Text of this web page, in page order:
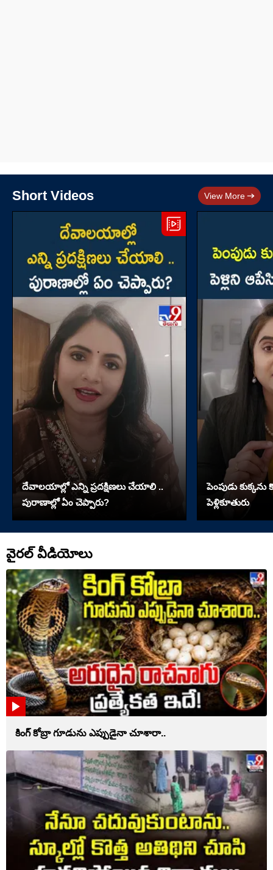
Short Videos View More
దేవాలయాల్లో ఎన్ని ప్రదక్షిణలు చేయాలి ..
పురాణాల్లో ఏం చెప్పారు?
పెంపుడు
పెళ్లికూతురు
వైరల్ వీడియోలు
కింగ్ కోబ్రా గూడును ఎప్పుడైనా చూశారా..